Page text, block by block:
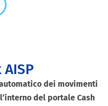
dei movimenti
del portale Cash